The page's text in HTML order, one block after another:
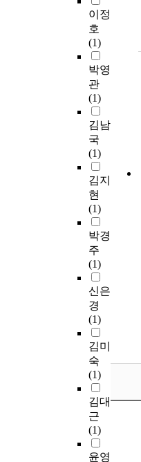
이정
호
(1)
박영
관
(1)
김남
국
(1)
김지
현
(1)
박경
주
(1)
신은
경
(1)
김미
숙
(1)
김대
근
(1)
윤영